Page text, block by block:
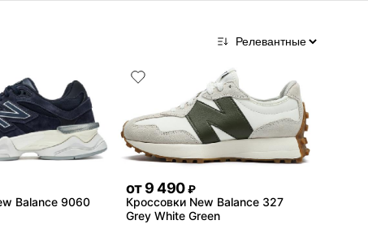
Balance 9060
от9 490 ₽
Кроссовки New Balance 327
Grey White Green